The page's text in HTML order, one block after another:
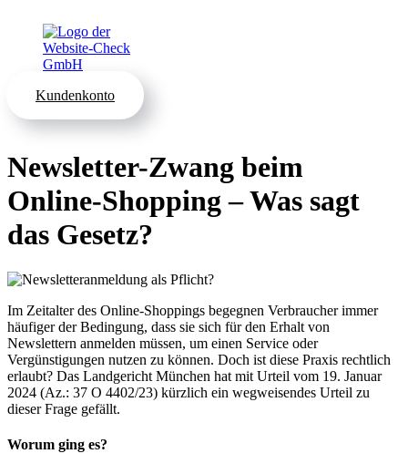
Kundenkonto
Newsletter-Zwang beim
Online-Shopping – Was sagt
das Gesetz?
Im Zeitalter des Online-Shoppings begegnen Verbraucher immer
häufiger der Bedingung, dass sie sich für den Erhalt von
Newslettern anmelden müssen, um einen Service oder
Vergünstigungen nutzen zu können. Doch ist diese Praxis rechtlich
erlaubt? Das Landgericht München hat mit Urteil vom 19. Januar
2024 (Az.: 37 O 4402/23) kürzlich ein wegweisendes Urteil zu
dieser Frage gefällt.
Worum ging es?